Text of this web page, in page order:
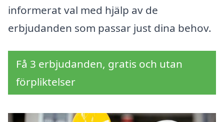
informerat val med hjälp av de
erbjudanden som passar just dina behov.
Få 3 erbjudanden, gratis och utan
förpliktelser